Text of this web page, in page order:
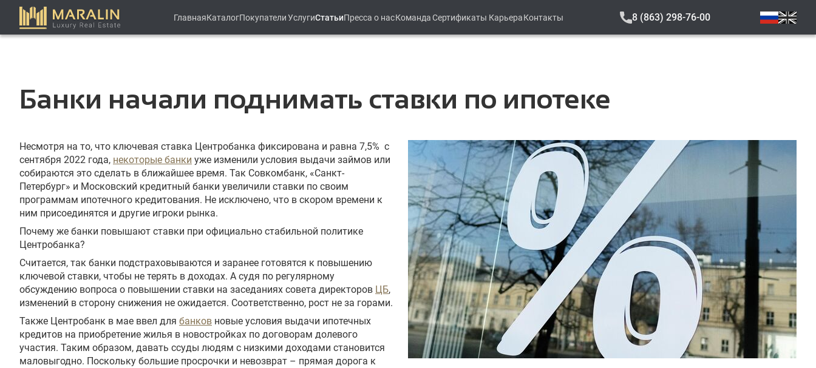
ГлавнаяКаталогПокупателиУслугиСтатьиПресса о насКомандаСертификаты КарьераКонтакты 8 (863) 298-76-00
Банки начали поднимать ставки по ипотеке
Несмотря на то, что ключевая ставка Центробанка фиксирована и равна 7,5% с
сентября 2022 года, некоторые банки уже изменили условия выдачи займов или
собираются это сделать в ближайшее время. Так Совкомбанк, «Санкт-
Петербург» и Московский кредитный банки увеличили ставки по своим
программам ипотечного кредитования. Не исключено, что в скором времени к
ним присоединятся и другие игроки рынка.
Почему же банки повышают ставки при официально стабильной политике
Центробанка?
Считается, так банки подстраховываются и заранее готовятся к повышению
ключевой ставки, чтобы не терять в доходах. А судя по регулярному
обсуждению вопроса о повышении ставки на заседаниях совета директоров ЦБ,
изменений в сторону снижения не ожидается. Соответственно, рост не за горами.
Также Центробанк в мае ввел для банков новые условия выдачи ипотечных
кредитов на приобретение жилья в новостройках по договорам долевого
участия. Таким образом, давать ссуды людям с низкими доходами становится
маловыгодно. Поскольку большие просрочки и невозврат – прямая дорога к